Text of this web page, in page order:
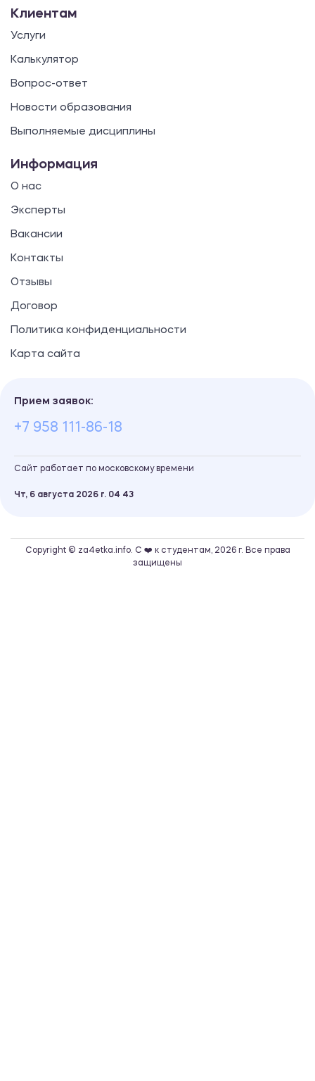
Клиентам
Услуги
Калькулятор
Вопрос-ответ
Новости образования
Выполняемые дисциплины
Информация
О нас
Эксперты
Вакансии
Контакты
Отзывы
Договор
Политика конфиденциальности
Карта сайта
Прием заявок:
+7 958 111-86-18
Сайт работает по московскому времени
Чт, 6 августа 2026 г. 04 43
Copyright © za4etka.info. С ❤️ к студентам, 2026 г. Все права
защищены